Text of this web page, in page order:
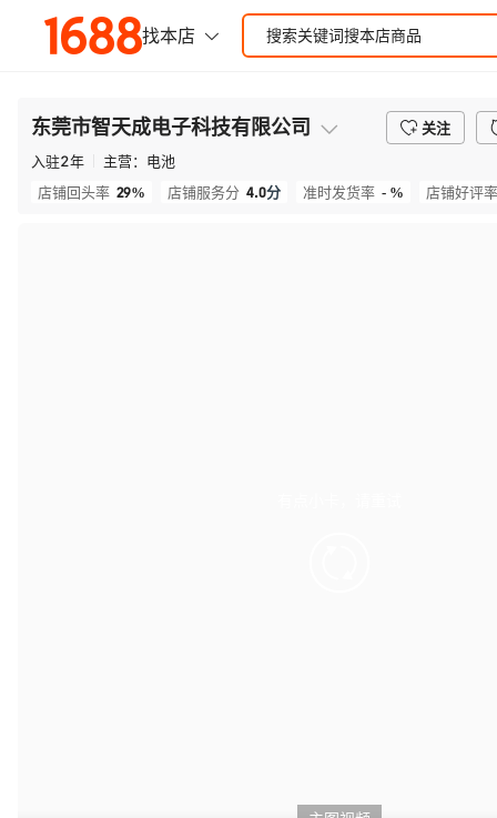
东莞市智天成电子科技有限公司
关注
入驻2年 主营： 电池
店铺回头率 29% 店铺服务分 4.0分 准时发货率 - % 店铺好评率